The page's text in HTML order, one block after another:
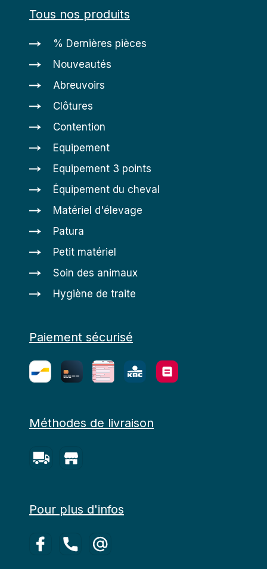
Tous nos produits
% Dernières pièces
Nouveautés
Abreuvoirs
Clôtures
Contention
Equipement
Equipement 3 points
Équipement du cheval
Matériel d'élevage
Patura
Petit matériel
Soin des animaux
Hygiène de traite
Paiement sécurisé
Méthodes de livraison
Pour plus d'infos